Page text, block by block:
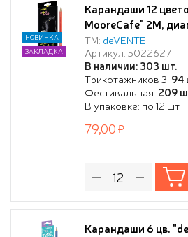
Карандаши 12
MooreCafe" 2М,
мм, шестигранные,
ТМ: deVENTE
Артикул: 5022627
В наличии: 303 шт.
Трикотажников 3: 94
Фестивальная: 209
В упаковке: по 12 шт
НОВИНКА
ЗАКЛАДКА
79,00
Карандаши 6 цв.